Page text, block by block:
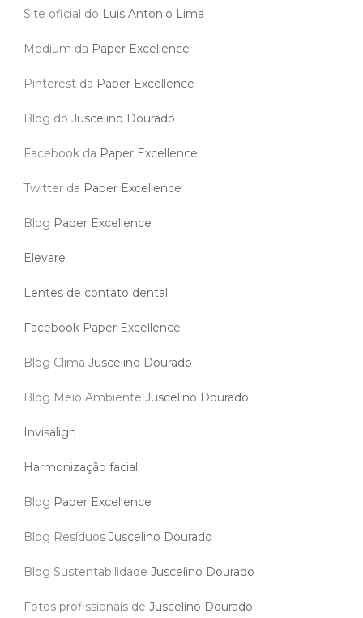
Site oficial do Luis Antonio Lima
Medium da Paper Excellence
Pinterest da Paper Excellence
Blog do Juscelino Dourado
Facebook da Paper Excellence
Twitter da Paper Excellence
Blog Paper Excellence
Elevare
Lentes de contato dental
Facebook Paper Excellence
Blog Clima Juscelino Dourado
Blog Meio Ambiente Juscelino Dourado
Invisalign
Harmonização facial
Blog Paper Excellence
Blog Resíduos Juscelino Dourado
Blog Sustentabilidade Juscelino Dourado
Fotos profissionais de Juscelino Dourado